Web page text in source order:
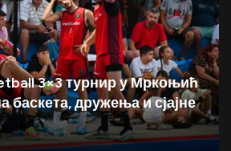
3×3 турнир у Мркоњић
баскета, дружења и сјајне